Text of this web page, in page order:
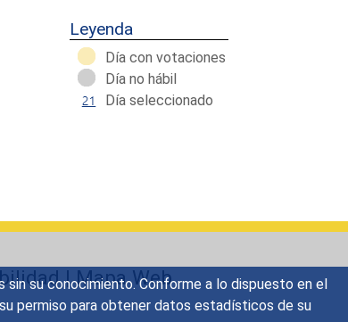
su conocimiento. Conforme a lo dispuesto en el
permiso para obtener datos estadísticos de su
Leyenda
Día con votaciones
Día no hábil
Día seleccionado
|Mapa Web